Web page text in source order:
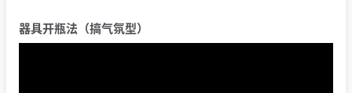
器具开瓶法（搞气氛型）